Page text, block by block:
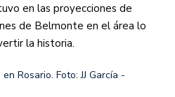
en las proyecciones de
de Belmonte en el área lo
la historia.